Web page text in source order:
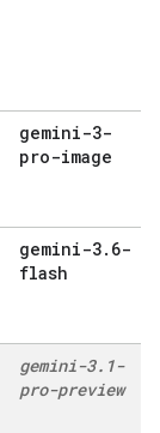
gemini-3-
pro-image
gemini-3. 6-
flash
gemini-3. 1-
pro-preview